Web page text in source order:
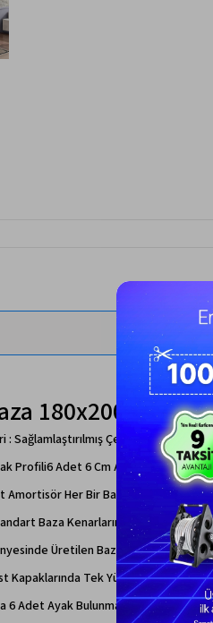
180x200 cm
: Sağlamlaştırılmış Çelik İskelet
Profili6 Adet 6 Cm Ayak Her Bir
Amortisör Her Bir Bazada Ücretsiz
Baza Kenarlarında Profil İle
Üretilen Bazaların
Kapaklarında Tek Yüz Boyalı Mdf
6 Adet Ayak Bulunmaktadır. Bu Ve